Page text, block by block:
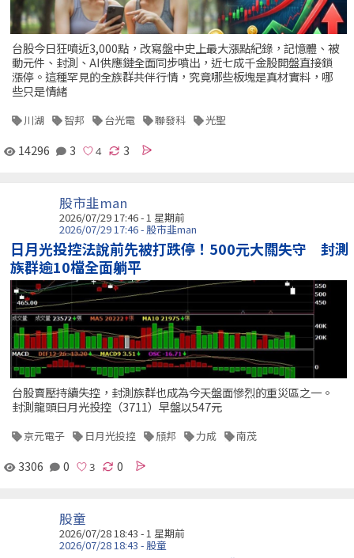
台股今日狂噴近3,000點，改寫盤中史上最大漲點紀錄，記憶體、被
動元件、封測、AI供應鏈全面同步噴出，近七成千金股開盤直接鎖
漲停。這種罕見的全族群共伴行情，究竟哪些板塊是真材實料，哪
些只是情緒
川湖 智邦 台光電 聯發科 光聖
14296 3 3
股市韭man
2026/07/29 17:46 - 1 星期前
2026/07/29 17:46 - 股市韭man
日月光投控法說前先被打跌停！500元大關失守 封測
族群逾10檔全面躺平
台股賣壓持續失控，封測族群也成為今天盤面慘烈的重災區之一。
封測龍頭日月光投控（3711）早盤以547元
京元電子 日月光投控 頎邦 力成 南茂
3306 0 0
股童
2026/07/28 18:43 - 1 星期前
2026/07/28 18:43 - 股童